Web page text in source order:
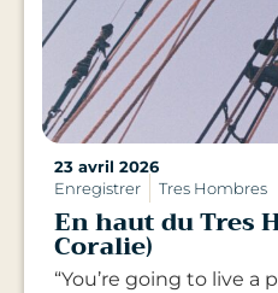
23 avril 2026
Enregistrer
Tres Hombres
En haut du Tres
Coralie)
“You’re going to live a